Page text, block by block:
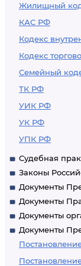
Жилищный
КАС РФ
Кодекс
Кодекс
Семейный
ТК РФ
УИК РФ
УК РФ
УПК РФ
Судебная
Законы
Документы
Документы
Документы
Документы